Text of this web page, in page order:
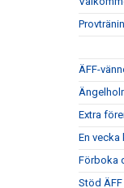
ÄFF-
Extra
En
Förboka
Stöd